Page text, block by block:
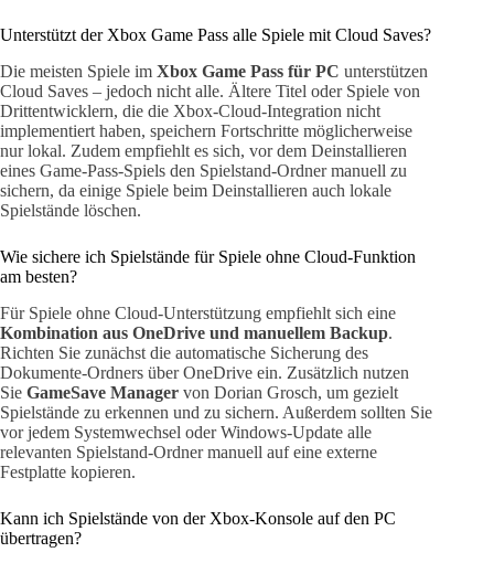
Unterstützt der Xbox Game Pass alle Spiele mit Cloud Saves?
Die meisten Spiele im Xbox Game Pass für PC unterstützen
Cloud Saves – jedoch nicht alle. Ältere Titel oder Spiele von
Drittentwicklern, die die Xbox-Cloud-Integration nicht
implementiert haben, speichern Fortschritte möglicherweise
nur lokal. Zudem empfiehlt es sich, vor dem Deinstallieren
eines Game-Pass-Spiels den Spielstand-Ordner manuell zu
sichern, da einige Spiele beim Deinstallieren auch lokale
Spielstände löschen.
Wie sichere ich Spielstände für Spiele ohne Cloud-Funktion
am besten?
Für Spiele ohne Cloud-Unterstützung empfiehlt sich eine
Kombination aus OneDrive und manuellem Backup.
Richten Sie zunächst die automatische Sicherung des
Dokumente-Ordners über OneDrive ein. Zusätzlich nutzen
Sie GameSave Manager von Dorian Grosch, um gezielt
Spielstände zu erkennen und zu sichern. Außerdem sollten Sie
vor jedem Systemwechsel oder Windows-Update alle
relevanten Spielstand-Ordner manuell auf eine externe
Festplatte kopieren.
Kann ich Spielstände von der Xbox-Konsole auf den PC
übertragen?